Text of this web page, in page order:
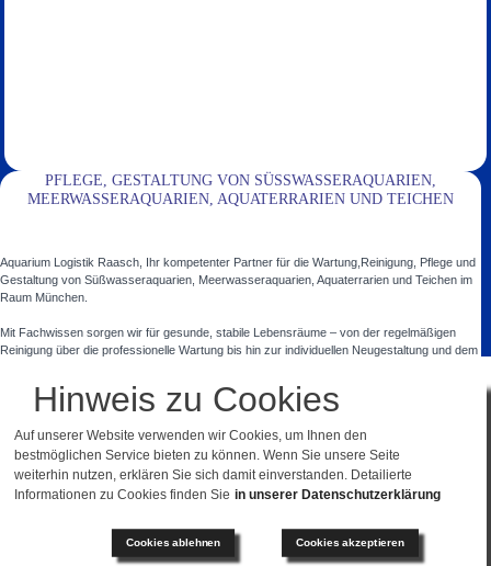
Hinweis zu Cookies
Auf unserer Website verwenden wir Cookies, um Ihnen den
bestmöglichen Service bieten zu können. Wenn Sie unsere Seite
weiterhin nutzen, erklären Sie sich damit einverstanden. Detailierte
Informationen zu Cookies finden Sie in unserer Datenschutzerklärung
Cookies ablehnen Cookies akzeptieren
PFLEGE, GESTALTUNG VON SÜSSWASSERAQUARIEN, M
EERWASSERAQUARIEN, AQUATERRARIEN UND TEICHEN
Aquarium Logistik Raasch, Ihr kompetenter Partner für die Wartung,Reinigung, Pflege und
Gestaltung von Süßwasseraquarien, Meerwasseraquarien, Aquaterrarien und Teichen im
Raum München.
Mit Fachwissen sorgen wir für gesunde, stabile Lebensräume – von der regelmäßigen
Reinigung über die professionelle Wartung bis hin zur individuellen Neugestaltung und dem
persönlicher Beratung, maßgeschneiderten Lösungen und zuverlässigem Service. So
entstehen Aquarienlandschaften, die nicht nur optisch begeistern, sondern auch ein
gesundes, harmonisches Umfeld für Tiere und Pflanzen schaffen.
In diesen Orten, Ortsteilen und Landkreisen sind wir für Sie da:München und